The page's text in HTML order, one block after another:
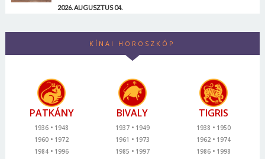
2026. AUGUSZTUS 04.
KÍNAI HOROSZKÓP
PATKÁNY
1936
1948
1960
1972
1984
1996
BIVALY
1937
1949
1961
1973
1985
1997
TIGRIS
1938
1950
1962
1974
1986
1998